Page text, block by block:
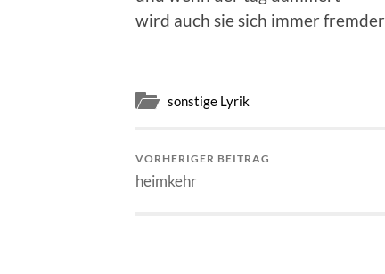
wird auch sie sich immer fremder
sonstige Lyrik
VORHERIGER BEITRAG
heimkehr